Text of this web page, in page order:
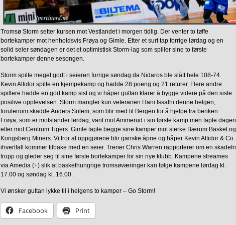
Tromsø Storm setter kursen mot Vestlandet i morgen tidlig. Der venter to tøffe
bortekamper mot henholdsvis Frøya og Gimle. Etter et surt tap forrige lørdag og en
solid seier søndagen er det et optimistisk Storm-lag som spiller sine to første
bortekamper denne sesongen.
Storm spilte meget godt i seieren forrige søndag da Nidaros ble slått hele 108-74.
Kevin Altidor spilte en kjempekamp og hadde 28 poeng og 21 returer. Flere andre
spillere hadde en god kamp sist og vi håper guttan klarer å bygge videre på den siste
positive opplevelsen. Storm mangler kun veteranen Hani Issalhi denne helgen,
forutenom skadde Anders Solem, som blir med til Bergen for å hjelpe fra benken.
Frøya, som er motstander lørdag, vant mot Ammerud i sin første kamp men tapte dagen
etter mot Centrum Tigers. Gimle tapte begge sine kamper mot sterke Bærum Basket og
Kongsberg Miners. Vi tror at oppgjørene blir ganske åpne og håper Kevin Altidor & Co.
ihvertfall kommer tilbake med en seier. Trener Chris Warren rapporterer om en skadefri
tropp og gleder seg til sine første bortekamper for sin nye klubb. Kampene streames
via Amedia (+) slik at baskethungrige tromsøværinger kan følge kampene lørdag kl.
17.00 og søndag kl. 16.00.
Vi ønsker guttan lykke til i helgens to kamper – Go Storm!
Facebook Print